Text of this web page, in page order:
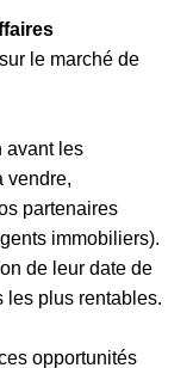
sur le marché de
avant les
vendre,
partenaires
immobiliers).
de leur date de
les plus rentables.
opportunités